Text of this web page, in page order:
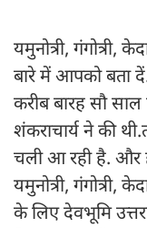
यमुनोत्री, गंगोत्री,
बारे में आपको बता दें.
करीब बारह सौ
शंकराचार्य ने की
चली आ रही है. और
यमुनोत्री, गंगोत्री,
के लिए देवभूमि